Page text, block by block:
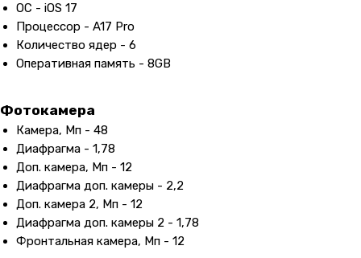
ОС - iOS 17
Процессор - A17 Pro
Количество ядер - 6
Оперативная память - 8GB
Фотокамера
Камера, Мп - 48
Диафрагма - 1,78
Доп. камера, Мп - 12
Диафрагма доп. камеры - 2,2
Доп. камера 2, Мп - 12
Диафрагма доп. камеры 2 - 1,78
Фронтальная камера, Мп - 12
+7 (965) 666-66-89(WhatsАpp )
malikpochinit@mail.ru
Контакты